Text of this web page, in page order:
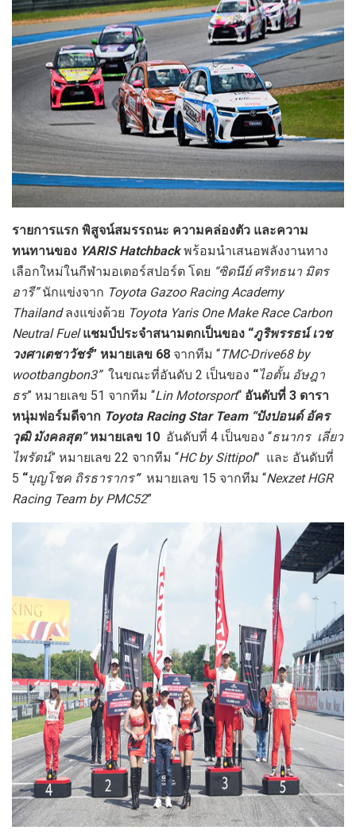
รายการแรก พิสูจน์สมรรถนะ ความคล่องตัว และความ
ทนทานของ YARIS Hatchbackพร้อมนำเสนอพลังงานทาง
เลือกใหม่ในกีฬามอเตอร์สปอร์ต โดย “ซิดนีย์ ศริทธนา มิตร
อารี”นักแข่งจาก Toyota Gazoo Racing Academy
Thailandลงแข่งด้วย Toyota Yaris One Make Race Carbon
Neutral Fuelแชมป์ประจำสนามตกเป็นของ “ภูริพรรธน์ เวช
วงศาเตชาวัชร์” หมายเลข 68 จากทีม “TMC-Drive68 by
wootbangbon3” ในขณะที่อันดับ 2 เป็นของ “ไอตั้น อัษฎา
ธร” หมายเลข 51 จากทีม “Lin Motorsport“ อันดับที่ 3 ดารา
หนุ่มฟอร์มดีจาก Toyota Racing Star Team “ปังปอนด์อัคร
วุฒิ มังคลสุต”หมายเลข 10 อันดับที่ 4 เป็นของ “ธนากร เลี่ยว
ไพรัตน์” หมายเลข 22 จากทีม “HC by Sittipol” และ อันดับที่
5 “บุญโชค ถิรธารากร” หมายเลข 15 จากทีม “Nexzet HGR
Racing Team by PMC52”